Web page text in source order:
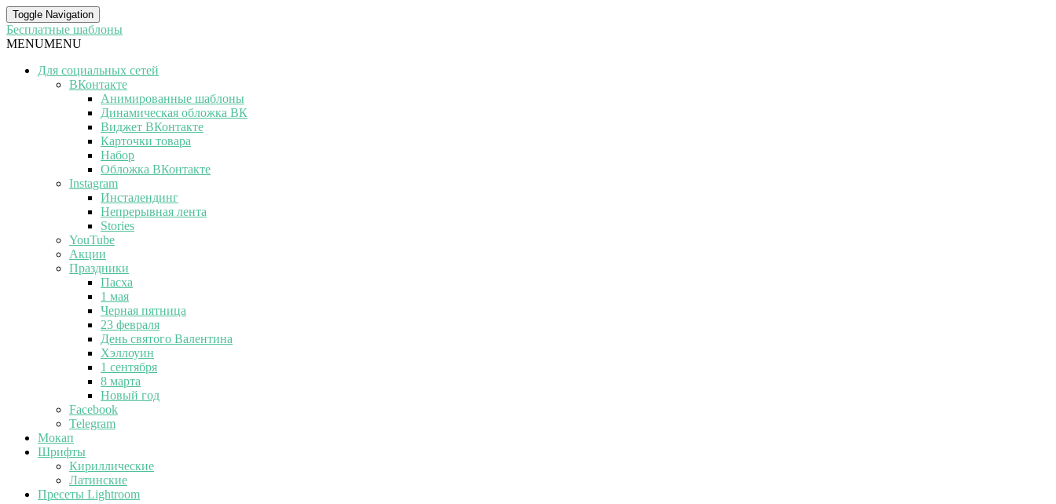
Toggle Navigation
Бесплатные шаблоны
MENUMENU
Для социальных сетей
ВКонтакте
Анимированные шаблоны
Динамическая обложка ВК
Виджет ВКонтакте
Карточки товара
Набор
Обложка ВКонтакте
Instagram
Инсталендинг
Непрерывная лента
Stories
YouTube
Акции
Праздники
Пасха
1 мая
Черная пятница
23 февраля
День святого Валентина
Хэллоуин
1 сентября
8 марта
Новый год
Facebook
Telegram
Мокап
Шрифты
Кириллические
Латинские
Пресеты Lightroom